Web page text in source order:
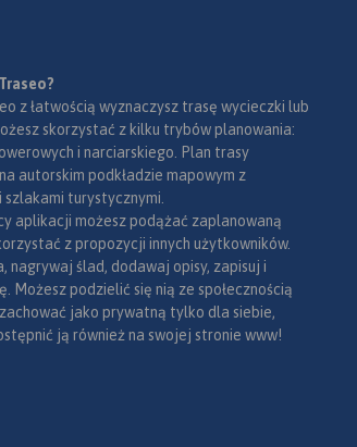
z łatwością wyznaczysz trasę wycieczki lub
skorzystać z kilku trybów planowania:
i narciarskiego. Plan trasy
autorskim podkładzie mapowym z
szlakami turystycznymi.
aplikacji możesz podążać zaplanowaną
z propozycji innych użytkowników.
nagrywaj ślad, dodawaj opisy, zapisuj i
Możesz podzielić się nią ze społecznością
jako prywatną tylko dla siebie,
ją również na swojej stronie www!